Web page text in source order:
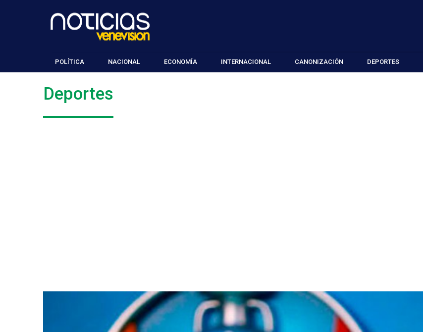
POLÍTICA NACIONAL ECONOMÍA INTERNACIONAL CANONIZACIÓN DEPORTES
Deportes